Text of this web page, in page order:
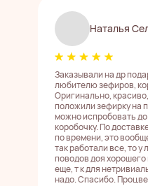
Наталья
Заказывали на др
любителю зефиров,
Оригинально,
положили зефирку на
можно испробовать до
коробочку. По
по времени, это
так работали все, то
поводов доя
еще, т к для
надо. Спасибо.
наборах и получать
на скидки
Иногда мы делимся
хочетсядобавлять в